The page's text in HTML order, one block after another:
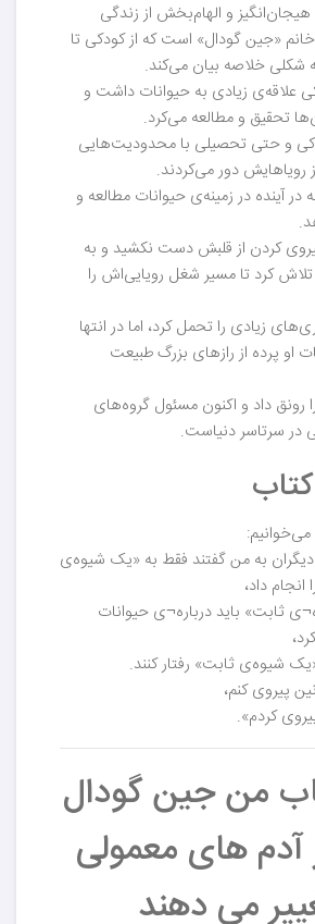
و الهام‌بخش از زندگی
خانم «جین گودال» است که از کودکی تا
شکلی خلاصه بیان می‌کند.
علاقه‌ی زیادی به حیوانات داشت و
تحقیق و مطالعه می‌کرد.
و حتی تحصیلی با محدودیت‌هایی
رویاهایش دور می‌کردند.
آینده در زمینه‌ی حیوانات مطالعه و
کردن از قلبش دست نکشید و به
کرد تا مسیر شغل رویایی‌اش را
زیادی را تحمل کرد، اما در انتها
او پرده از رازهای بزرگ طبیعت
رونق داد و اکنون مسئول گروه‌های
در سرتاسر دنیاست.
به من گفتند فقط به «یک شیوه‌ی
انجام داد،
ثابت» باید درباره¬‌ی حیوانات
شیوه‌ی ثابت» رفتار کنند.
پیروی کنم،
کردم».
من جین گودال
های معمولی
می دهند